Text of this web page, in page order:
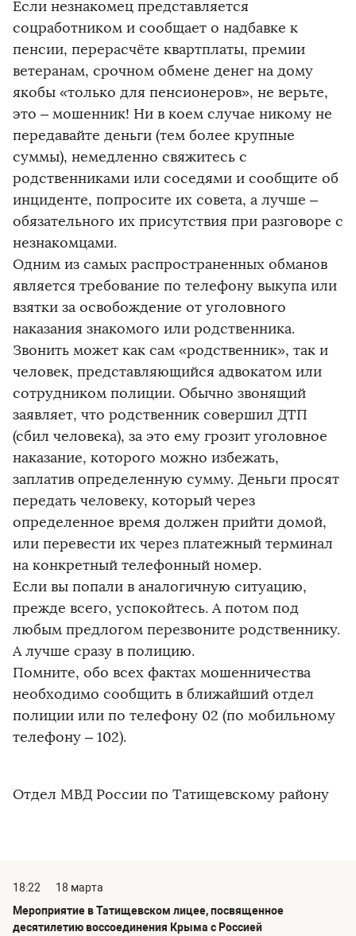
Если незнакомец представляется
соцработником и сообщает о надбавке к
пенсии, перерасчёте квартплаты, премии
ветеранам, срочном обмене денег на дому
якобы «только для пенсионеров», не верьте,
это – мошенник! Ни в коем случае никому не
передавайте деньги (тем более крупные
суммы), немедленно свяжитесь с
родственниками или соседями и сообщите об
инциденте, попросите их совета, а лучше –
обязательного их присутствия при разговоре с
незнакомцами.
Одним из самых распространенных обманов
является требование по телефону выкупа или
взятки за освобождение от уголовного
наказания знакомого или родственника.
Звонить может как сам «родственник», так и
человек, представляющийся адвокатом или
сотрудником полиции. Обычно звонящий
заявляет, что родственник совершил ДТП
(сбил человека), за это ему грозит уголовное
наказание, которого можно избежать,
заплатив определенную сумму. Деньги просят
передать человеку, который через
определенное время должен прийти домой,
или перевести их через платежный терминал
на конкретный телефонный номер.
Если вы попали в аналогичную ситуацию,
прежде всего, успокойтесь. А потом под
любым предлогом перезвоните родственнику.
А лучше сразу в полицию.
Помните, обо всех фактах мошенничества
необходимо сообщить в ближайший отдел
полиции или по телефону 02 (по мобильному
телефону – 102).
Отдел МВД России по Татищевскому району
18:22
18 марта
Мероприятие в Татищевском лицее, посвященное
десятилетию воссоединения Крыма с Россией